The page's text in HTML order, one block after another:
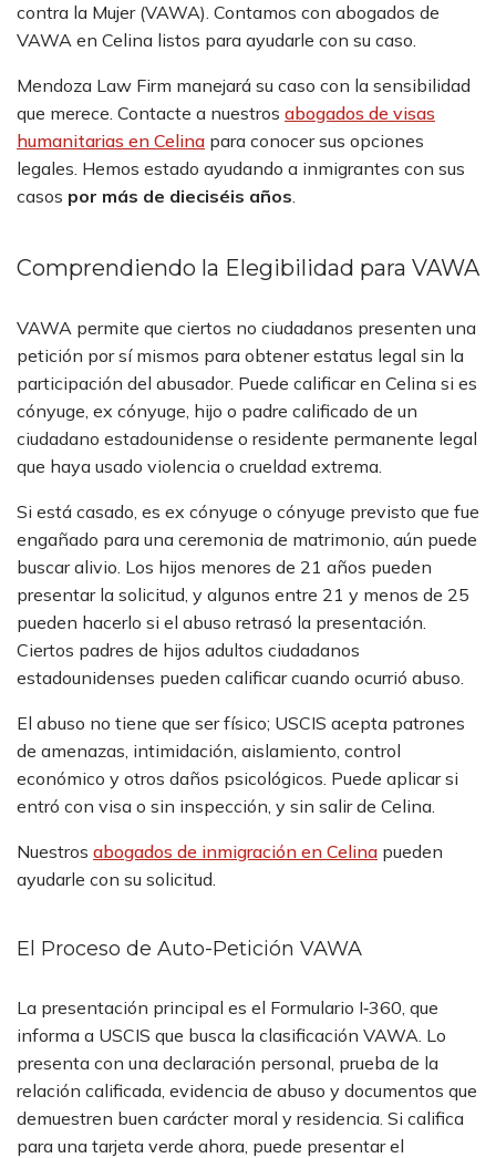
contra la Mujer (VAWA). Contamos con abogados de
VAWA en Celina listos para ayudarle con su caso.
Mendoza Law Firm manejará su caso con la sensibilidad
que merece. Contacte a nuestros abogados de visas
humanitarias en Celina para conocer sus opciones
legales. Hemos estado ayudando a inmigrantes con sus
casos por más de dieciséis años.
Comprendiendo la Elegibilidad para VAWA
VAWA permite que ciertos no ciudadanos presenten una
petición por sí mismos para obtener estatus legal sin la
participación del abusador. Puede calificar en Celina si es
cónyuge, ex cónyuge, hijo o padre calificado de un
ciudadano estadounidense o residente permanente legal
que haya usado violencia o crueldad extrema.
Si está casado, es ex cónyuge o cónyuge previsto que fue
engañado para una ceremonia de matrimonio, aún puede
buscar alivio. Los hijos menores de 21 años pueden
presentar la solicitud, y algunos entre 21 y menos de 25
pueden hacerlo si el abuso retrasó la presentación.
Ciertos padres de hijos adultos ciudadanos
estadounidenses pueden calificar cuando ocurrió abuso.
El abuso no tiene que ser físico; USCIS acepta patrones
de amenazas, intimidación, aislamiento, control
económico y otros daños psicológicos. Puede aplicar si
entró con visa o sin inspección, y sin salir de Celina.
Nuestros abogados de inmigración en Celina pueden
ayudarle con su solicitud.
El Proceso de Auto-Petición VAWA
La presentación principal es el Formulario I‑360, que
informa a USCIS que busca la clasificación VAWA. Lo
presenta con una declaración personal, prueba de la
relación calificada, evidencia de abuso y documentos que
demuestren buen carácter moral y residencia. Si califica
para una tarjeta verde ahora, puede presentar el